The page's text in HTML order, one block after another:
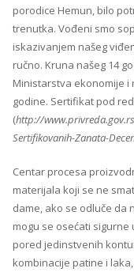
porodice Hemun, bilo
trenutka. Vođeni smo
iskazivanjem našeg
ručno. Kruna našeg 14
Ministarstva ekonomije i
godine. Sertifikat pod
(http://
Sertifikovanih-Zanata-
Centar procesa
materijala koji se ne
dame, ako se odluče da
mogu se osećati
pored jedinstvenih
kombinacije patine i